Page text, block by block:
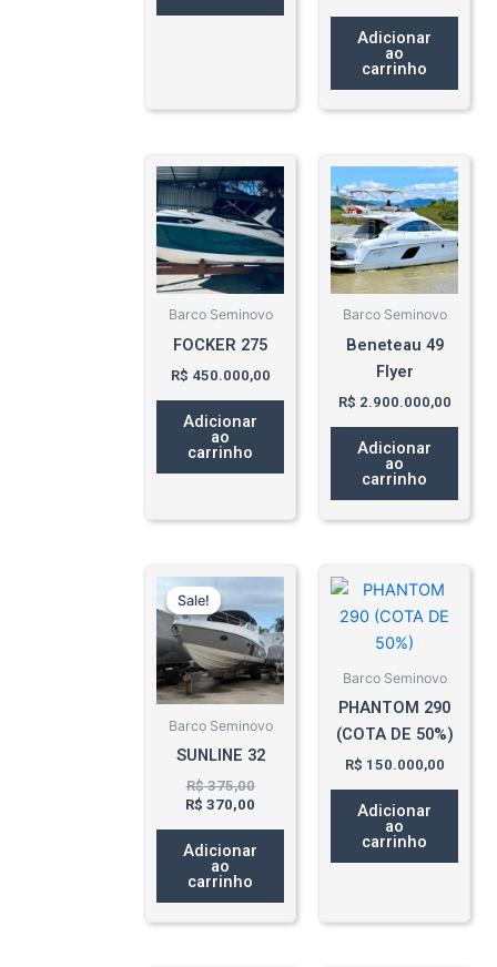
Adicionar
ao
carrinho
Barco Seminovo
FOCKER 275
R$ 450.000,00
Adicionar
ao
carrinho
Barco Seminovo
Beneteau 49
Flyer
R$ 2.900.000,00
Adicionar
ao
carrinho
Sale!
Sale!
Barco Seminovo
SUNLINE 32
R$375,00
O
original
era:
R$ 375,00.
R$ 370,00
O
atual
é:
R$ 370,00.
Adicionar
ao
carrinho
Barco Seminovo
PHANTOM 290
(COTA DE 50%)
R$ 150.000,00
Adicionar
ao
carrinho